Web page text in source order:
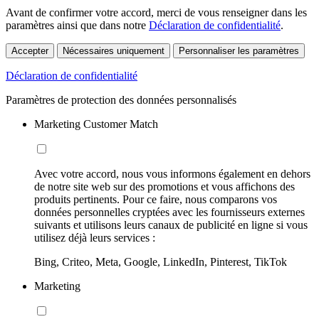
Avant de confirmer votre accord, merci de vous renseigner dans les
paramètres ainsi que dans notre Déclaration de confidentialité.
Accepter Nécessaires uniquement Personnaliser les paramètres
Déclaration de confidentialité
Paramètres de protection des données personnalisés
Marketing Customer Match
Avec votre accord, nous vous informons également en dehors
de notre site web sur des promotions et vous affichons des
produits pertinents. Pour ce faire, nous comparons vos
données personnelles cryptées avec les fournisseurs externes
suivants et utilisons leurs canaux de publicité en ligne si vous
utilisez déjà leurs services :
Bing, Criteo, Meta, Google, LinkedIn, Pinterest, TikTok
Marketing